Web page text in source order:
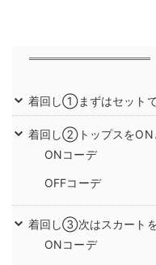
着回し①まずはセット
着回し②トップスをON
ONコーデ
OFFコーデ
着回し③次はスカート
ONコーデ